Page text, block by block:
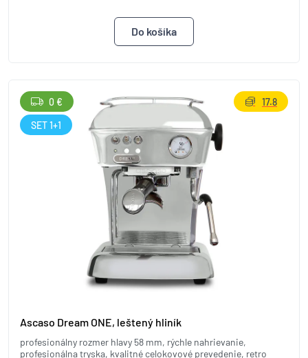
Ascaso Dream ONE, leštený hliník
profesionálny rozmer hlavy 58 mm, rýchle nahrievanie,
profesionálna tryska, kvalitné celokovové prevedenie, retro
0 €
SET 1+1
17.8